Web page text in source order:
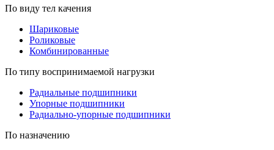
По виду тел качения
Шариковые
Роликовые
Комбинированные
По типу воспринимаемой нагрузки
Радиальные подшипники
Упорные подшипники
Радиально-упорные подшипники
По назначению